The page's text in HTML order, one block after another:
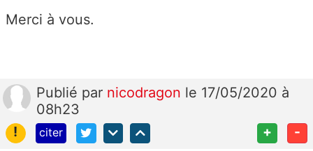
Merci à vous.
Publié par nicodragon le 17/05/2020 à
08h23
!
citer + -